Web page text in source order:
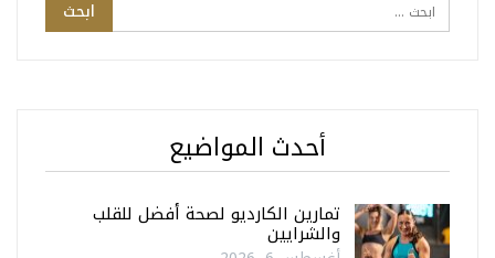
أحدث المواضيع
تمارين الكارديو لصحة أفضل للقلب
والشرايين